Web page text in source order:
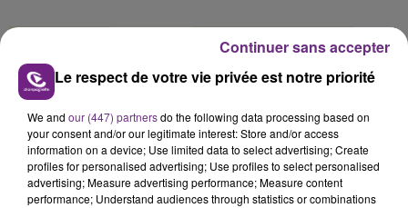
Le respect de votre vie privée est notre priorité
We and our (447) partnersdo the following data processing based on
your consent and/or our legitimate interest: Store and/or access
information on a device; Use limited data to select advertising; Create
profiles for personalised advertising; Use profiles to select personalised
advertising; Measure advertising performance; Measure content
performance; Understand audiences through statistics or combinations
Continuer sans accepter